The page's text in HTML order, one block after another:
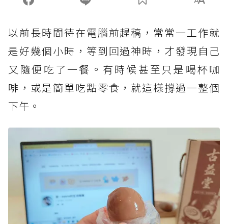
以前長時間待在電腦前趕稿，常常一工作就
是好幾個小時，等到回過神時，才發現自己
又隨便吃了一餐。有時候甚至只是喝杯咖
啡，或是簡單吃點零食，就這樣撐過一整個
下午。